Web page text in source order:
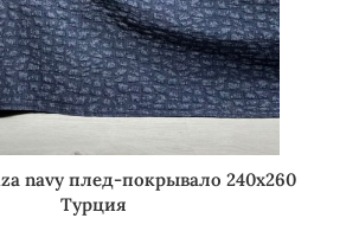
navy плед-покрывало 240х260
Турция